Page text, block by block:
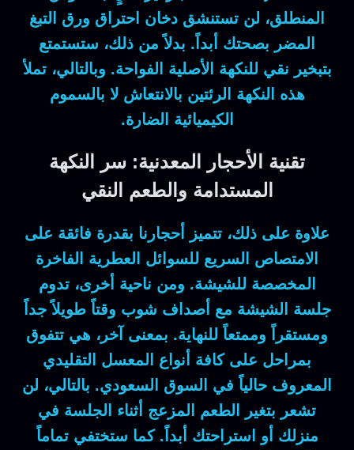
المنطلق، لن تستنشق دخان احتراق ورق التبغ
المضر بصحتك أبداً. بدلاً من ذلك، ستستمتع
بتبخير نقي للنكهة الأصلية الفواحة. وبالتالي، تملأ
هذه النكهة الرئتين بالانتعاش لا بالسموم
الكيميائية الضارة.
تقنية الأحجار المعدنية: سر النكهة
المستدامة والطعم النقي
علاوة على ذلك، تتميز أحجارنا بقدرة فائقة على
الامتصاص السريع للسوائل العطرية الفاخرة
المخصصة للشيشة. ومن ناحية أخرى، تدوم
جلسة الشيشة مع أصداف شوب وقتاً طويلاً جداً
ومستقراً وممتعاً للنهاية. بمعنى آخر ، هي تتفوق
بمراحل على كافة أنواع المعسل التقليدي
المعروف حالياً في السوق السعودي. بالتالي، لن
تشعر بتغير الطعم المزعج أثناء الجلسة في
منزلك أو استراحتك أبداً.كما ستختفي تماماً